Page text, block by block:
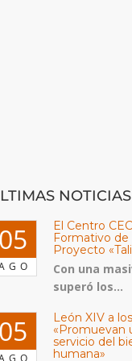
NOTICIAS
El Centro
Formativo de
Proyecto
Con una
superó los...
León XIV a
«Promuevan
servicio del
humana»